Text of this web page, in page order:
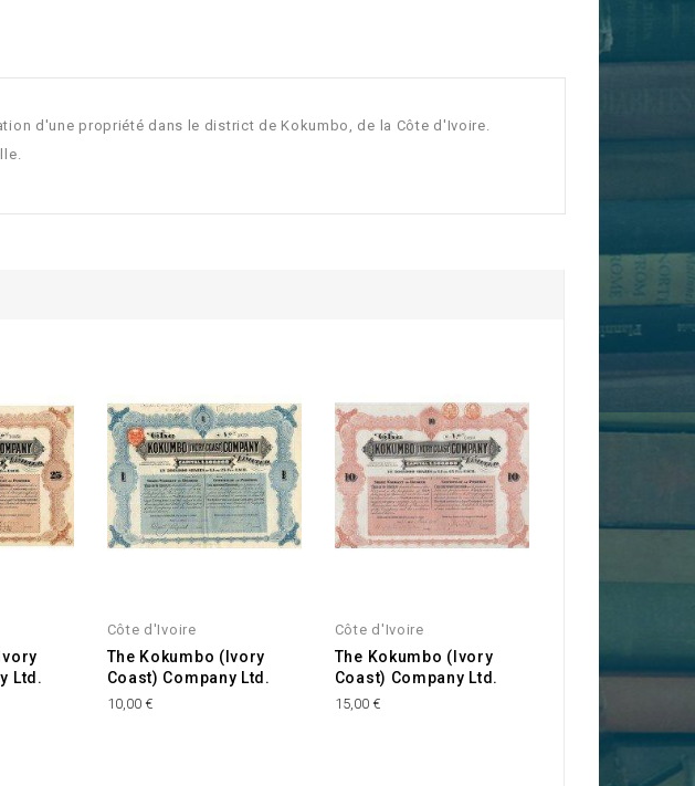
d'une propriété dans le district de Kokumbo, de la Côte d'Ivoire.
Ltd.
Côte d'Ivoire
The Kokumbo (Ivory
Coast) Company Ltd.
10,00 €
Côte d'Ivoire
The Kokumbo (Ivory
Coast) Company Ltd.
15,00 €